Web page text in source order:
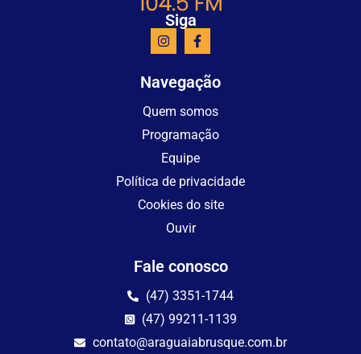
Siga
Navegação
Quem somos
Programação
Equipe
Política de privacidade
Cookies do site
Ouvir
Fale conosco
(47) 3351-1744
(47) 99211-1139
contato@araguaiabrusque.com.br